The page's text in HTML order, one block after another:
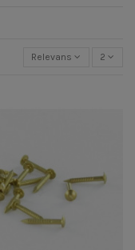
Relevans 2